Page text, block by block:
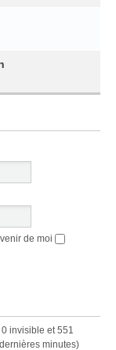
de moi
invisible et 551
minutes)